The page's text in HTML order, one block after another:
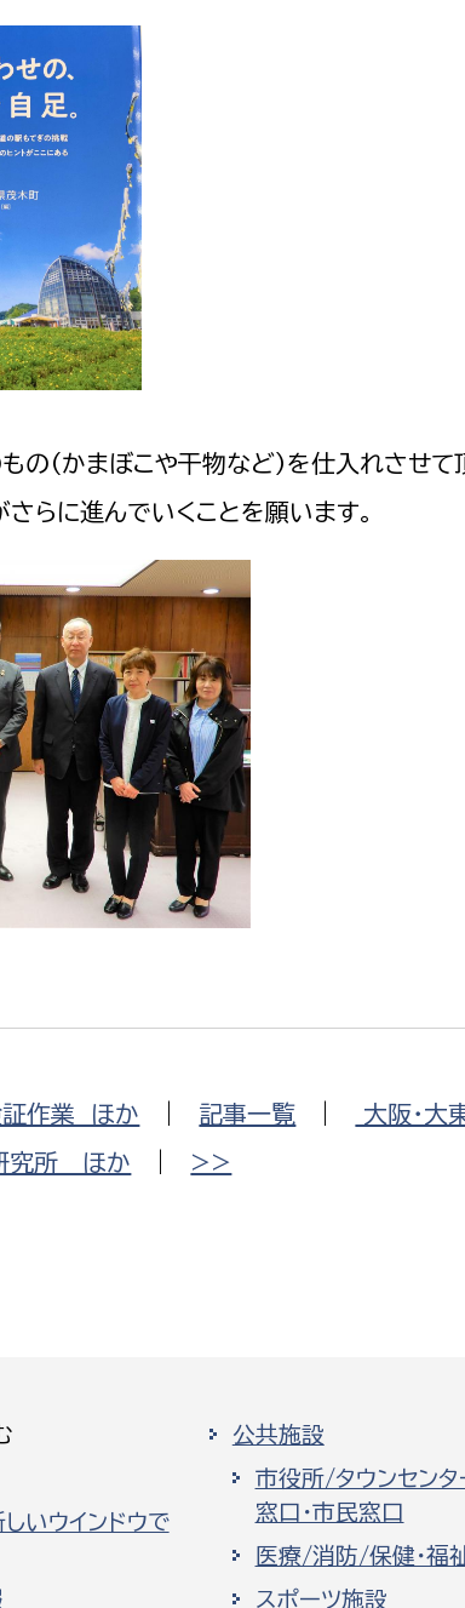
（かまぼこや干物など）を仕入れさせて
らに進んでいくことを願います。
証作業 ほか 記事一覧
大阪・大
究所 ほか
>>
いウインドウで
公共施設
市役所/タウンセン
窓口・市民窓口
医療/消防/保健・福
スポーツ施設